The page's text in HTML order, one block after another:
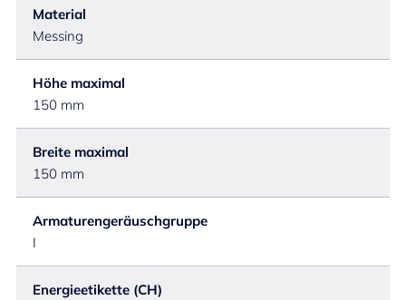
Material
Messing
Höhe maximal
150 mm
Breite maximal
150 mm
Armaturengeräuschgruppe
I
Energieetikette (CH)